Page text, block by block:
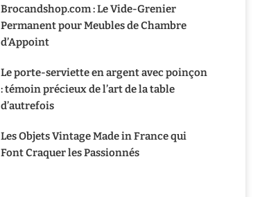
Brocandshop.com : Le Vide-Grenier
Permanent pour Meubles de Chambre
d’Appoint
Le porte-serviette en argent avec poinçon
: témoin précieux de l’art de la table
d’autrefois
Les Objets Vintage Made in France qui
Font Craquer les Passionnés